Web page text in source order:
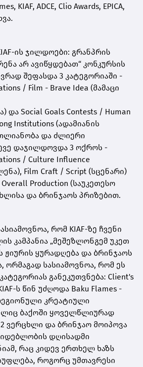
KIAF, ADCE, Clio Awards, EPICA,
ის ჯილდოები: გრანპრის
არ ავიწყდებათ“ კონკურსის
შეფასდა 3 კატეგორიაში -
/ Film - Brave Idea (მამაცი
და Social Goals Contests / Human
Institutions (ადამიანის
და ძლიერი
დაჯილდოვდა 3 ოქროს -
/ Culture Influence
Film Craft / Script (სცენარი)
Production (საუკეთესო
და ბრინჯაოს პრიზებით.
რომ KIAF-ზე ჩვენი
კამპანია „მეშეზლონგემ უკეთ
ჟიურის ყურადღება და ბრინჯაოს
ორმაგად სასიამოვნოა, რომ ეს
განეკუთვნება: Client's
ს წინ უძღოდა Baku Flames -
კრეატიული
ბაქოში ყოველწლიურად
ვერცხლი და ბრინჯაო მოიპოვა
დღისადმი
რაც კიდევ ერთხელ ხაზს
როგორც უმთავრესი